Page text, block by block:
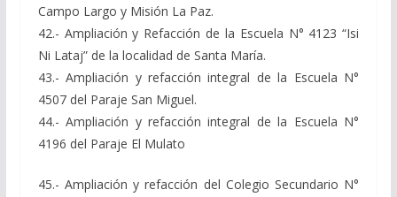
Campo Largo y Misión La Paz.
42.- Ampliación y Refacción de la Escuela N° 4123 “Isi
Ni Lataj” de la localidad de Santa María.
43.- Ampliación y refacción integral de la Escuela N°
4507 del Paraje San Miguel.
44.- Ampliación y refacción integral de la Escuela N°
4196 del Paraje El Mulato
45.- Ampliación y refacción del Colegio Secundario N°